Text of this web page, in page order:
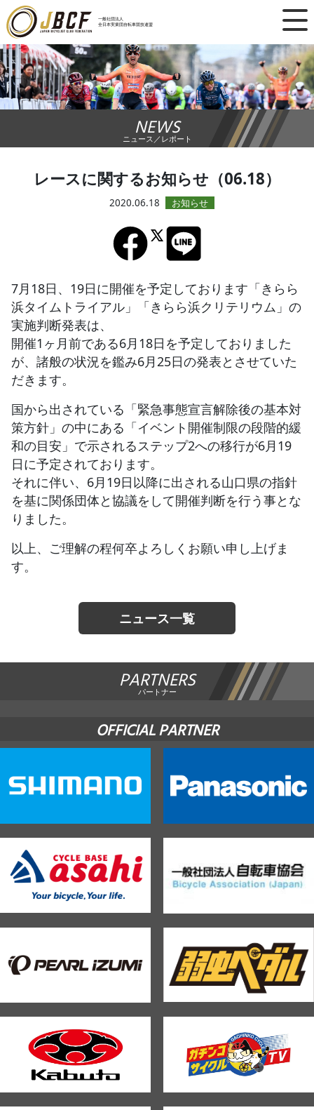
一般社団法人
全日本実業団自転車競技連盟
×
ニュース
レース日程
ランキング
チーム・選手
競技ガイド
エントリー
JBCF ROAD SERIESとは
NEWS
ニュース／レポート
レースに関するお知らせ（06.18）
2020.06.18
7月18日、19日に開催を予定しております「きらら
浜タイムトライアル」「きらら浜クリテリウム」の
実施判断発表は、
開催1ヶ月前である6月18日を予定しておりました
が、諸般の状況を鑑み6月25日の発表とさせていた
だきます。
国から出されている「緊急事態宣言解除後の基本対
策方針」の中にある「イベント開催制限の段階的緩
和の目安」で示されるステップ2への移行が6月19
日に予定されております。
それに伴い、6月19日以降に出される山口県の指針
を基に関係団体と協議をして開催判断を行う事とな
りました。
以上、ご理解の程何卒よろしくお願い申し上げま
す。
ニュース一覧
PARTNERS
パートナー
OFFICIAL PARTNER